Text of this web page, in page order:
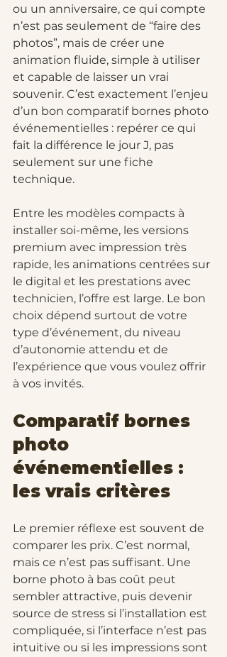
ou un anniversaire, ce qui compte
n’est pas seulement de “faire des
photos”, mais de créer une
animation fluide, simple à utiliser
et capable de laisser un vrai
souvenir. C’est exactement l’enjeu
d’un bon comparatif bornes photo
événementielles : repérer ce qui
fait la différence le jour J, pas
seulement sur une fiche
technique.
Entre les modèles compacts à
installer soi-même, les versions
premium avec impression très
rapide, les animations centrées sur
le digital et les prestations avec
technicien, l’offre est large. Le bon
choix dépend surtout de votre
type d’événement, du niveau
d’autonomie attendu et de
l’expérience que vous voulez offrir
à vos invités.
Comparatif bornes
photo
événementielles :
les vrais critères
Le premier réflexe est souvent de
comparer les prix. C’est normal,
mais ce n’est pas suffisant. Une
borne photo à bas coût peut
sembler attractive, puis devenir
source de stress si l’installation est
compliquée, si l’interface n’est pas
intuitive ou si les impressions sont